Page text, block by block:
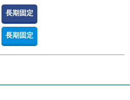
長期固定
長期固定